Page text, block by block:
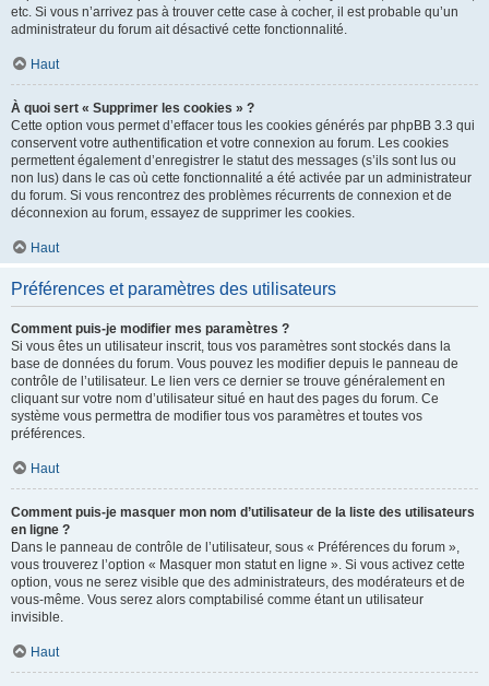
etc. Si vous n’arrivez pas à trouver cette case à cocher, il est probable qu’un
administrateur du forum ait désactivé cette fonctionnalité.
Haut
À quoi sert « Supprimer les cookies » ?
Cette option vous permet d’effacer tous les cookies générés par phpBB 3.3 qui
conservent votre authentification et votre connexion au forum. Les cookies
permettent également d’enregistrer le statut des messages (s’ils sont lus ou
non lus) dans le cas où cette fonctionnalité a été activée par un administrateur
du forum. Si vous rencontrez des problèmes récurrents de connexion et de
déconnexion au forum, essayez de supprimer les cookies.
Haut
Préférences et paramètres des utilisateurs
Comment puis-je modifier mes paramètres ?
Si vous êtes un utilisateur inscrit, tous vos paramètres sont stockés dans la
base de données du forum. Vous pouvez les modifier depuis le panneau de
contrôle de l’utilisateur. Le lien vers ce dernier se trouve généralement en
cliquant sur votre nom d’utilisateur situé en haut des pages du forum. Ce
système vous permettra de modifier tous vos paramètres et toutes vos
préférences.
Haut
Comment puis-je masquer mon nom d’utilisateur de la liste des utilisateurs
en ligne ?
Dans le panneau de contrôle de l’utilisateur, sous « Préférences du forum »,
vous trouverez l’option « Masquer mon statut en ligne ». Si vous activez cette
option, vous ne serez visible que des administrateurs, des modérateurs et de
vous-même. Vous serez alors comptabilisé comme étant un utilisateur
invisible.
Haut